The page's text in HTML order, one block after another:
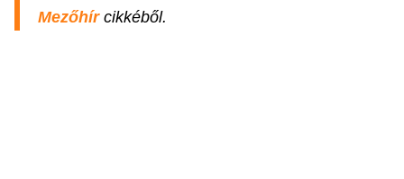
Mezőhírcikkéből.